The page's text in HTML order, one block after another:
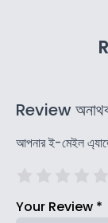
Review
আপনার ই-মেইল
Your Review *